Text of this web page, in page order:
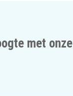
met onze